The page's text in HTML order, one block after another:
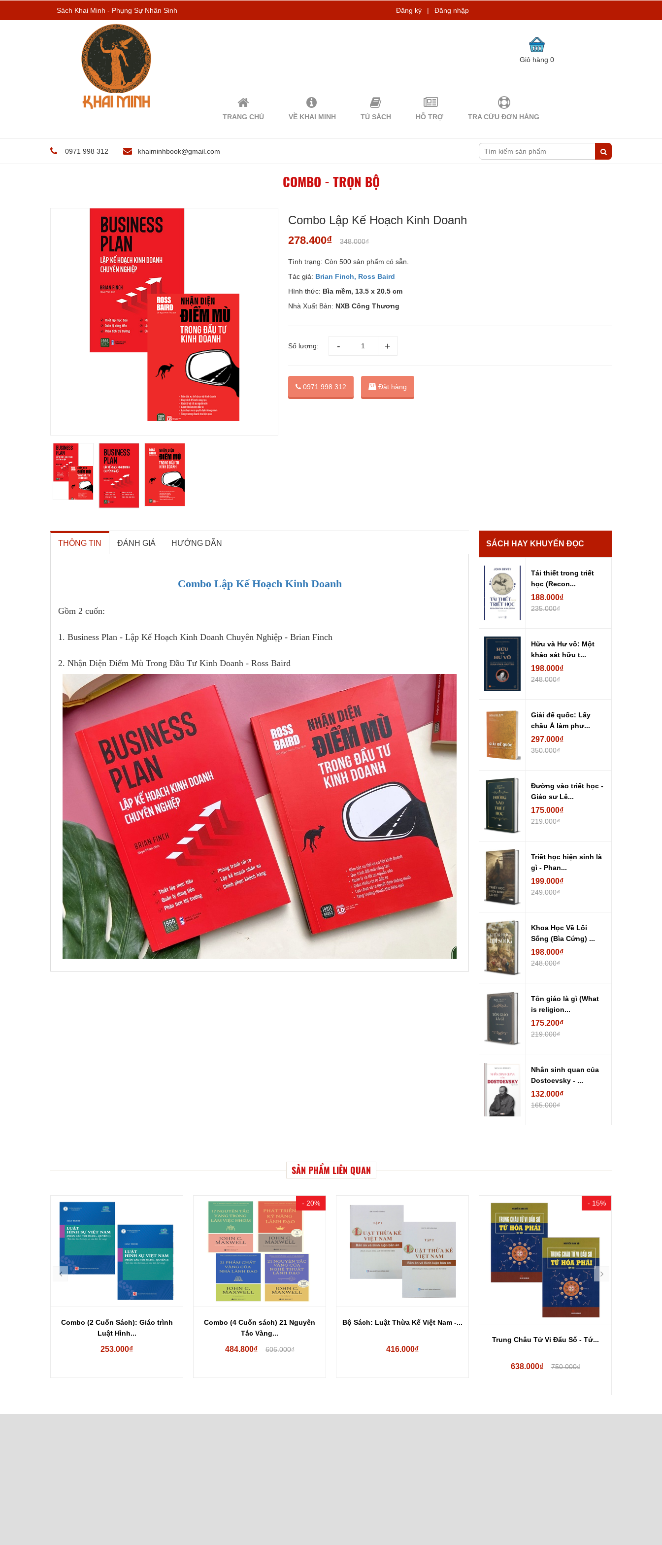
Sách Khai Minh - Phụng Sự Nhân Sinh Đăng ký | Đăng nhập
Giỏ hàng0
TRANG CHỦ VỀ KHAI MINH TỦ SÁCH HỖ TRỢ TRA CỨU ĐƠN HÀNG
0971 998 312 khaiminhbook@gmail.com
COMBO - TRỌN BỘ
Combo Lập Kế Hoạch Kinh Doanh
278.400₫ 348.000₫
Tình trạng: Còn 500 sản phẩm có sẵn.
Tác giả: Brian Finch, Ross Baird
Hình thức: Bìa mềm, 13.5 x 20.5 cm
Nhà Xuất Bản: NXB Công Thương
Số lượng:
0971 998 312 Đặt hàng
THÔNG TIN ĐÁNH GIÁ HƯỚNG DẪN
Combo Lập Kế Hoạch Kinh Doanh
Gồm 2 cuốn:
1. Business Plan - Lập Kế Hoạch Kinh Doanh Chuyên Nghiệp - Brian Finch
2. Nhận Diện Điểm Mù Trong Đầu Tư Kinh Doanh - Ross Baird
SÁCH HAY KHUYẾN ĐỌC
Tái thiết trong triết
học (Recon...
188.000₫
235.000₫
Hữu và Hư vô: Một
khảo sát hữu t...
198.000₫
248.000₫
Giải đế quốc: Lấy
châu Á làm phư...
297.000₫
350.000₫
Đường vào triết học -
Giáo sư Lê...
175.000₫
219.000₫
Triết học hiện sinh là
gì - Phan...
199.000₫
249.000₫
Khoa Học Về Lối
Sống (Bìa Cứng) ...
198.000₫
248.000₫
Tôn giáo là gì (What
is religion...
175.200₫
219.000₫
Nhân sinh quan của
Dostoevsky - ...
132.000₫
165.000₫
SẢN PHẨM LIÊN QUAN
Combo (2 Cuốn Sách): Giáo trình
Luật Hình...
253.000₫
- 20%
Combo (4 Cuốn sách) 21 Nguyên
Tắc Vàng...
484.800₫ 606.000₫
Bộ Sách: Luật Thừa Kế Việt Nam -...
416.000₫
- 15%
Trung Châu Tử Vi Đẩu Số - Tứ...
638.000₫ 750.000₫